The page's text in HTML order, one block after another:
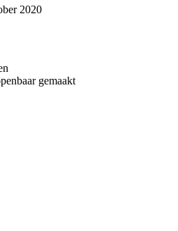
2020
gemaakt